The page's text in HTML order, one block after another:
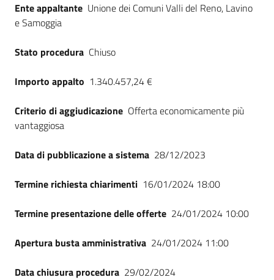
Ente appaltante Unione dei Comuni Valli del Reno, Lavino
e Samoggia
Stato procedura Chiuso
Importo appalto 1.340.457,24 €
Criterio di aggiudicazione Offerta economicamente più
vantaggiosa
Data di pubblicazione a sistema 28/12/2023
Termine richiesta chiarimenti 16/01/2024 18:00
Termine presentazione delle offerte 24/01/2024 10:00
Apertura busta amministrativa 24/01/2024 11:00
Data chiusura procedura 29/02/2024